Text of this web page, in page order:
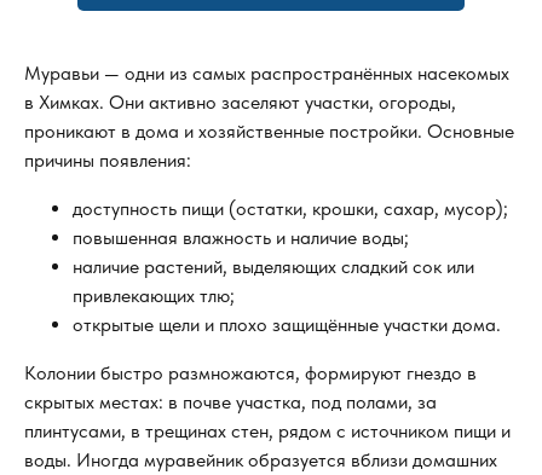
Муравьи — одни из самых распространённых насекомых
в Химках. Они активно заселяют участки, огороды,
проникают в дома и хозяйственные постройки. Основные
причины появления:
доступность пищи (остатки, крошки, сахар, мусор);
повышенная влажность и наличие воды;
наличие растений, выделяющих сладкий сок или
привлекающих тлю;
открытые щели и плохо защищённые участки дома.
Колонии быстро размножаются, формируют гнездо в
скрытых местах: в почве участка, под полами, за
плинтусами, в трещинах стен, рядом с источником пищи и
воды. Иногда муравейник образуется вблизи домашних